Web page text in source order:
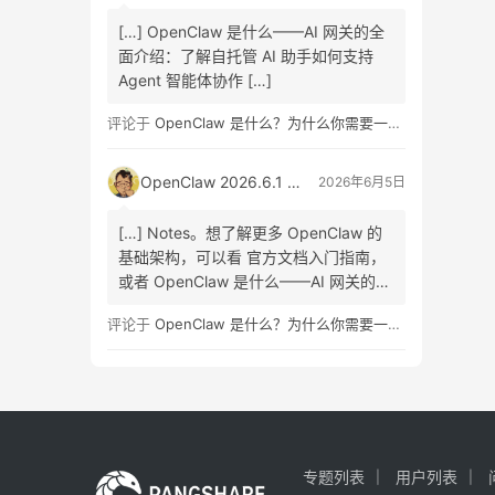
[…] OpenClaw 是什么——AI 网关的全
面介绍：了解自托管 AI 助手如何支持
Agent 智能体协作 […]
评论于 OpenClaw 是什么？为什么你需要一个自托管的 AI 助手？
OpenClaw 2026.6.1 正式版发布：Skill Workshop 与 SQLite 升级指南 2026年6月5日
[…] Notes。想了解更多 OpenClaw 的
基础架构，可以看 官方文档入门指南，
或者 OpenClaw 是什么——AI 网关的全
评论于 OpenClaw 是什么？为什么你需要一个自托管的 AI 助手？
专题列表 用户列表